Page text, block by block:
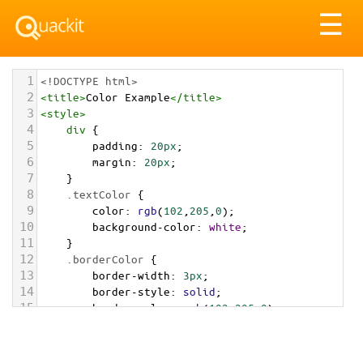
☰
1 <!DOCTYPE html>
2 <title>Color Example</title>
3 <style>
4 div {
5 padding: 20px;
6 margin: 20px;
7 }
8 .textColor {
9 color: rgb(102 205 0);
10 background-color: white;
11 }
12 .borderColor {
13 border-width: 3px;
14 border-style: solid;
15 border-color: rgb(102,205,0);